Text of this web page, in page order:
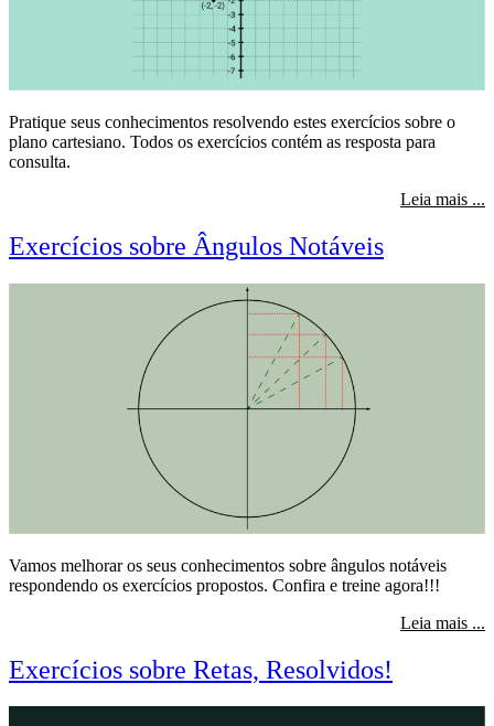
Pratique seus conhecimentos resolvendo estes exercícios sobre o
plano cartesiano. Todos os exercícios contém as resposta para
consulta.
Leia mais ...
Exercícios sobre Ângulos Notáveis
Vamos melhorar os seus conhecimentos sobre ângulos notáveis
respondendo os exercícios propostos. Confira e treine agora!!!
Leia mais ...
Exercícios sobre Retas, Resolvidos!